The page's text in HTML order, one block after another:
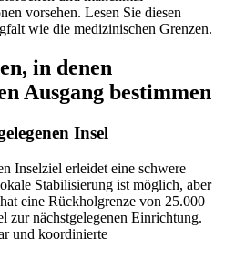
vorsehen. Lesen Sie diesen
wie die medizinischen Grenzen.
in denen
Ausgang bestimmen
Insel
Inselziel erleidet eine schwere
Stabilisierung ist möglich, aber
eine Rückholgrenze von 25.000
zur nächstgelegenen Einrichtung.
und koordinierte